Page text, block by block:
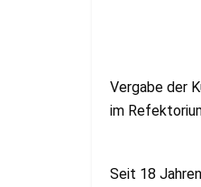
Vergabe der
im
Seit 18